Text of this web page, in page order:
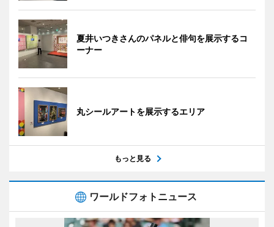
夏井いつきさんのパネルと俳句を展示するコ
ーナー
丸シールアートを展示するエリア
もっと見る
ワールドフォトニュース